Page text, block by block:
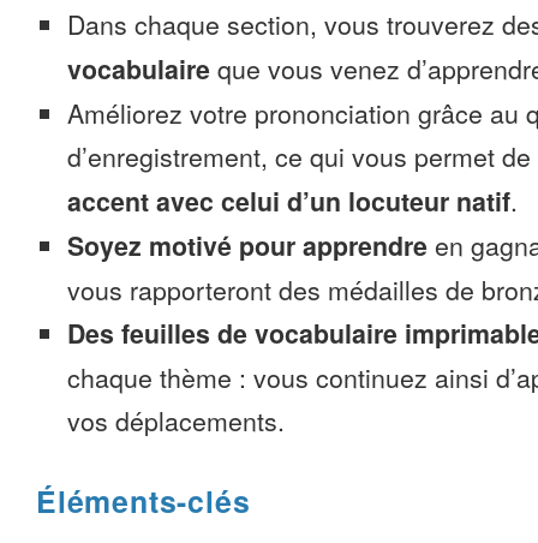
Dans chaque section, vous trouverez
vocabulaire que vous venez
Améliorez votre prononciation grâce au
d’enregistrement, ce qui vous permet de
accent avec celui d’un locuteur natif.
Soyez motivé pour apprendre en
vous rapporteront des médailles de
Des feuilles de vocabulaire
chaque thème : vous continuez ainsi
vos déplacements.
Éléments-clés